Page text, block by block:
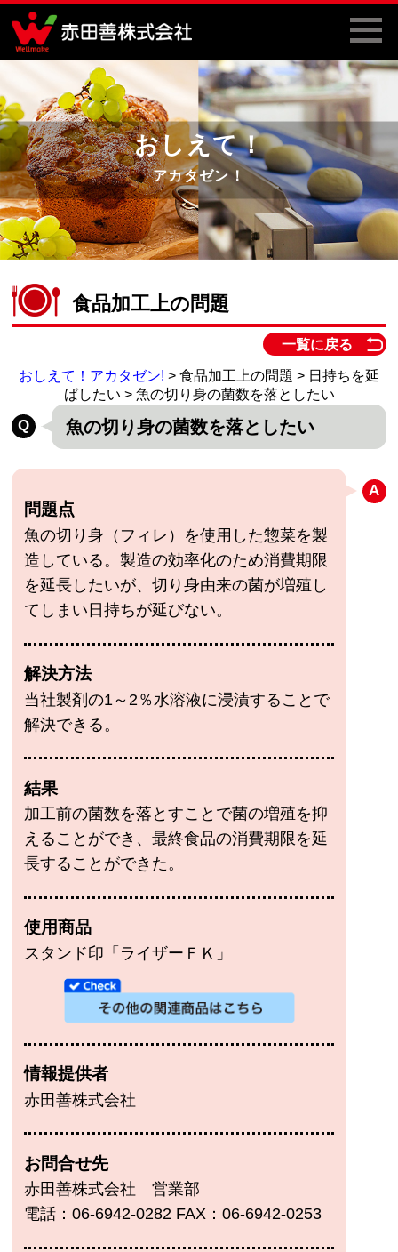
おしえて！
アカタゼン！
食品加工上の問題
一覧に戻る
おしえて！アカタゼン! > 食品加工上の問題 > 日持ちを延
ばしたい > 魚の切り身の菌数を落としたい
魚の切り身の菌数を落としたい
問題点
魚の切り身（フィレ）を使用した惣菜を製
造している。製造の効率化のため消費期限
を延長したいが、切り身由来の菌が増殖し
てしまい日持ちが延びない。
解決方法
当社製剤の1～2％水溶液に浸漬することで
解決できる。
結果
加工前の菌数を落とすことで菌の増殖を抑
えることができ、最終食品の消費期限を延
長することができた。
使用商品
スタンド印「ライザーＦＫ」
情報提供者
赤田善株式会社
お問合せ先
赤田善株式会社 営業部
電話：06-6942-0282 FAX：06-6942-0253